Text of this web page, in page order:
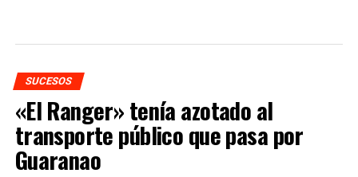
SUCESOS
«El Ranger» tenía azotado al
transporte público que pasa por
Guaranao